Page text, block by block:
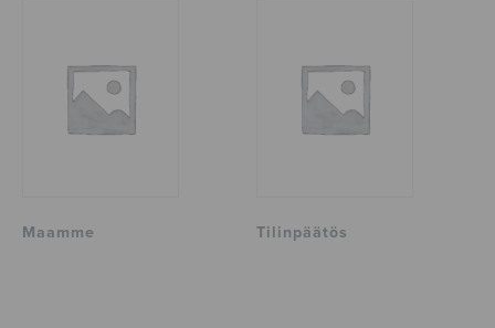
Maamme Tilinpäätös